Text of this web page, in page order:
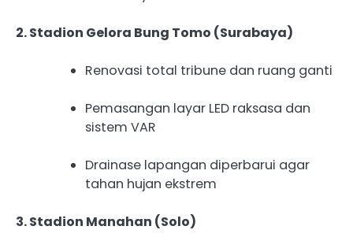
2. Stadion Gelora Bung Tomo (Surabaya)
Renovasi total tribune dan ruang ganti
Pemasangan layar LED raksasa dan
sistem VAR
Drainase lapangan diperbarui agar
tahan hujan ekstrem
3. Stadion Manahan (Solo)